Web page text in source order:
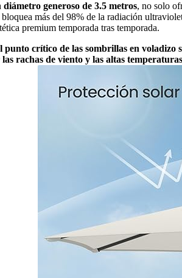
diámetro generoso de 3.5 metros, no solo
más del 98% de la radiación
premium temporada tras temporada.
punto crítico de las sombrillas en voladizo
rachas de viento y las altas